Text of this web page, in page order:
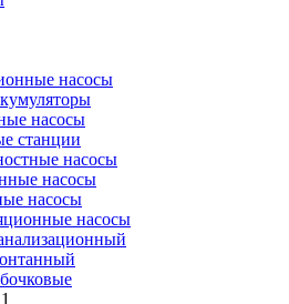
насосы
насосы
станции
насосы
насосы
насосы
насосы